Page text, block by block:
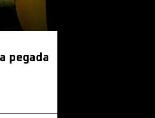
pegada